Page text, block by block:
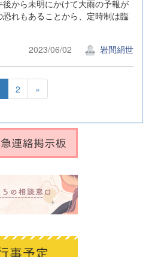
から未明にかけて大雨の予報が
れもあることから、定時制は臨
2023/06/02
岩間絹世
2 »